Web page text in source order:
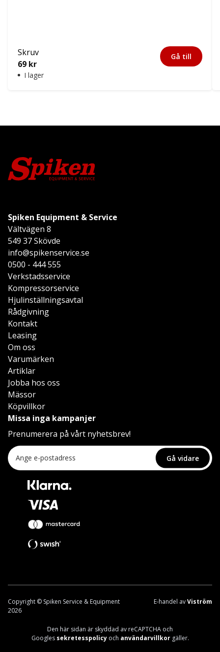
Skruv
69 kr
I lager
Gå till
Spiken Equipment & Service
Vältvägen 8
549 37 Skövde
info@spikenservice.se
0500 - 444 555
Verkstadsservice
Kompressorservice
Hjulinställningsavtal
Rådgivning
Kontakt
Leasing
Om oss
Varumärken
Artiklar
Jobba hos oss
Mässor
Köpvillkor
Missa inga kampanjer
Prenumerera på vårt nyhetsbrev!
Gå vidare
Den här sidan är skyddad av reCAPTCHA och
Googles sekretesspolicyoch användarvillkorgäller.
Copyright © Spiken Service & Equipment
2026
E-handel avViström